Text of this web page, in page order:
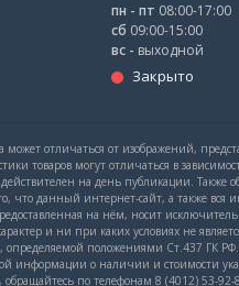
пн - пт 08:00-17:00
сб 09:00-15:00
вс - выходной
Закрыто
отличаться от изображений,
товаров могут отличаться в
на день публикации. Также
что данный интернет-сайт, а также вся
на нём, носит
и ни при каких условиях не
определяемой положениями Ст.437 ГК
информации о наличии и стоимости
обращайтесь по телефонам 8 (4012) 53-